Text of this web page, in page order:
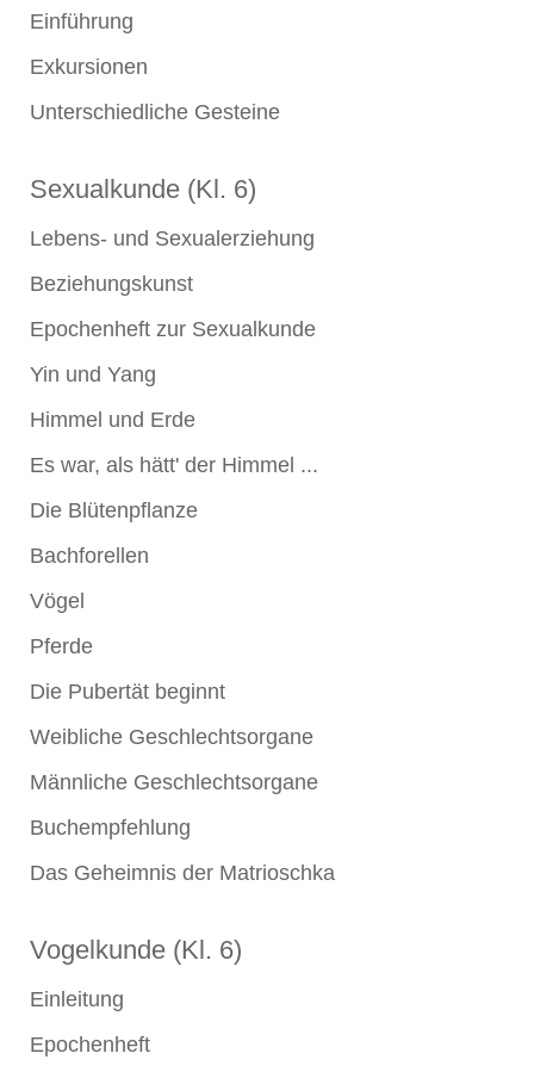
Einführung
Exkursionen
Unterschiedliche Gesteine
Sexualkunde (Kl. 6)
Lebens- und Sexualerziehung
Beziehungskunst
Epochenheft zur Sexualkunde
Yin und Yang
Himmel und Erde
Es war, als hätt' der Himmel ...
Die Blütenpflanze
Bachforellen
Vögel
Pferde
Die Pubertät beginnt
Weibliche Geschlechtsorgane
Männliche Geschlechtsorgane
Buchempfehlung
Das Geheimnis der Matrioschka
Vogelkunde (Kl. 6)
Einleitung
Epochenheft